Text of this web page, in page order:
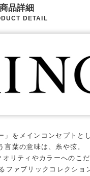
商品詳細
DETAIL
」をメインコンセプトと
葉の意味は、糸や弦。
リティやカラーへのこだ
ファブリックコレクショ